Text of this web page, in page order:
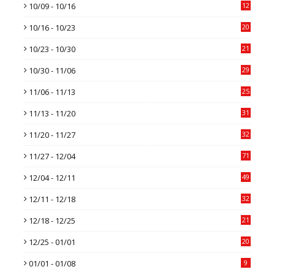
10/09 - 10/16 12
10/16 - 10/23 20
10/23 - 10/30 21
10/30 - 11/06 29
11/06 - 11/13 25
11/13 - 11/20 31
11/20 - 11/27 32
11/27 - 12/04 71
12/04 - 12/11 49
12/11 - 12/18 32
12/18 - 12/25 21
12/25 - 01/01 20
01/01 - 01/08 9